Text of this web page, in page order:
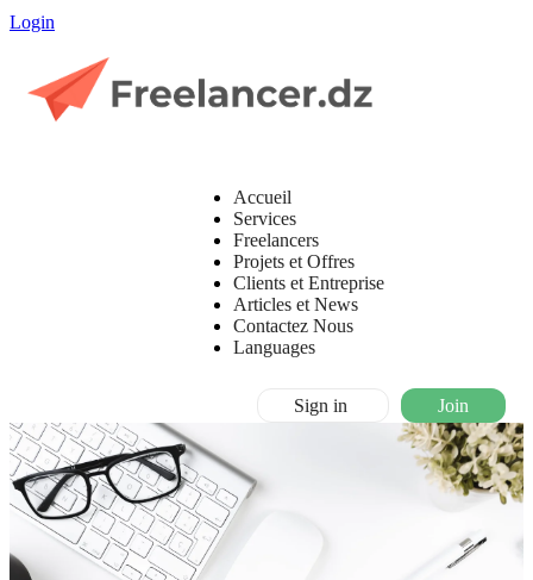
Login
Accueil
Services
Freelancers
Projets et Offres
Clients et Entreprise
Articles et News
Contactez Nous
Languages
Sign in Join